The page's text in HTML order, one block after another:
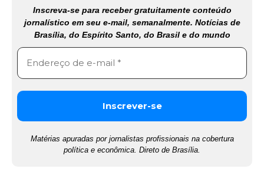
Inscreva-se para receber gratuitamente conteúdo
jornalístico em seu e-mail, semanalmente. Notícias de
Brasília, do Espírito Santo, do Brasil e do mundo
Matérias apuradas por jornalistas profissionais na cobertura
política e econômica. Direto de Brasília.